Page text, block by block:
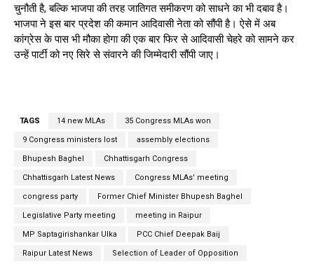
चुनौती है, बल्कि भाजपा की तरह जातिगत समीकरण को साधने का भी दबाव है।
भाजपा ने इस बार प्रदेश की कमान आदिवासी नेता को सौंपी है। ऐसे में अब
कांग्रेस के पास भी मौका होगा की एक बार फिर से आदिवासी चेहरे को सामने कर
उन्हें पार्टी को नए सिरे से संवारने की जिम्मेदारी सौंपी जाए।
TAGS 14 new MLAs 35 Congress MLAs won
9 Congress ministers lost assembly elections
Bhupesh Baghel Chhattisgarh Congress
Chhattisgarh Latest News Congress MLAs' meeting
congress party Former Chief Minister Bhupesh Baghel
Legislative Party meeting meeting in Raipur
MP Saptagirishankar Ulka PCC Chief Deepak Baij
Raipur Latest News Selection of Leader of Opposition